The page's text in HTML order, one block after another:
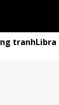
tranhLibra